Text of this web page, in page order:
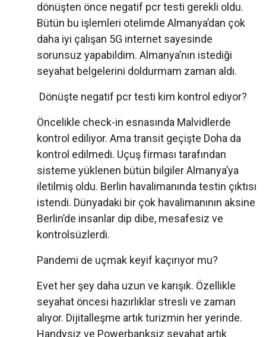
dönüşten önce negatif pcr testi gerekli oldu.
Bütün bu işlemleri otelimde Almanya’dan çok
daha iyi çalışan 5G internet sayesinde
sorunsuz yapabildim. Almanya’nın istediği
seyahat belgelerini doldurmam zaman aldı.
Dönüşte negatif pcr testi kim kontrol ediyor?
Öncelikle check-in esnasında Malvidlerde
kontrol ediliyor. Ama transit geçişte Doha da
kontrol edilmedi. Uçuş firması tarafından
sisteme yüklenen bütün bilgiler Almanya’ya
iletilmiş oldu. Berlin havalimanında testin çıktısı
istendi. Dünyadaki bir çok havalimanının aksine
Berlin’de insanlar dip dibe, mesafesiz ve
kontrolsüzlerdi.
Pandemi de uçmak keyif kaçırıyor mu?
Evet her şey daha uzun ve karışık. Özellikle
seyahat öncesi hazırlıklar stresli ve zaman
alıyor. Dijitalleşme artık turizmin her yerinde.
Handysiz ve Powerbanksiz seyahat artık